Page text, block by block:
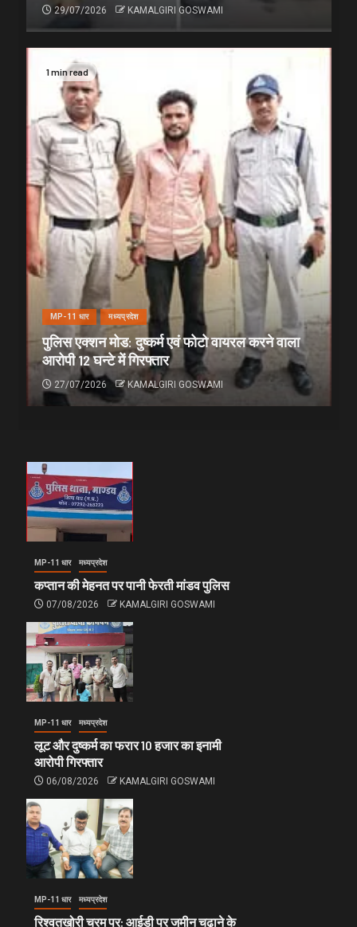
29/07/2026 KAMALGIRI GOSWAMI
1 min read
MP-11 धार मध्यप्रदेश
पुलिस एक्शन मोड: दुष्कर्म एवं फोटो वायरल करने वाला
आरोपी 12 घन्टे में गिरफ्तार
27/07/2026 KAMALGIRI GOSWAMI
MP-11 धार मध्यप्रदेश
कप्तान की मेहनत पर पानी फेरती मांडव पुलिस
07/08/2026 KAMALGIRI GOSWAMI
MP-11 धार मध्यप्रदेश
लूट और दुष्कर्म का फरार 10 हजार का इनामी
आरोपी गिरफ्तार
06/08/2026 KAMALGIRI GOSWAMI
MP-11 धार मध्यप्रदेश
रिश्वतखोरी चरम पर: आईडी पर जमीन चढ़ाने के